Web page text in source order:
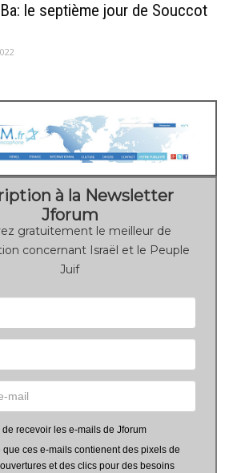
le septième jour de Souccot
à la Newsletter
Jforum
gratuitement le meilleur de
concernant Israël et le Peuple
Juif
de recevoir les e-mails de Jforum
que ces e-mails contienent des pixels de
et des clics pour des besoins